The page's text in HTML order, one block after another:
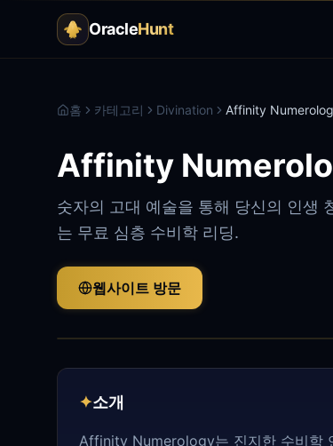
OracleHunt
홈 카테고리 Divination Affinity
Affinity
숫자의 고대 예술을 통해 당신의 인생
는 무료 심층 수비학 리딩.
웹사이트 방문
✦소개
Affinity Numerology는 진지한 수비학